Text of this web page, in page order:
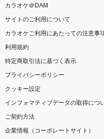
カラオケ＠DAM
サイトのご利用について
カラオケご利用にあたっての注意事
利用規約
特定商取引法に基づく表示
プライバシーポリシー
クッキー設定
インフォマティブデータの取得につ
ご契約方法
企業情報（コーポレートサイト）